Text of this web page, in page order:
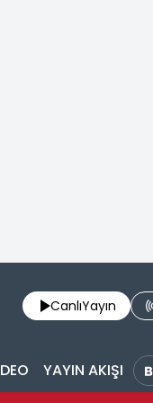
CanlıYayın
YAYIN AKIŞI